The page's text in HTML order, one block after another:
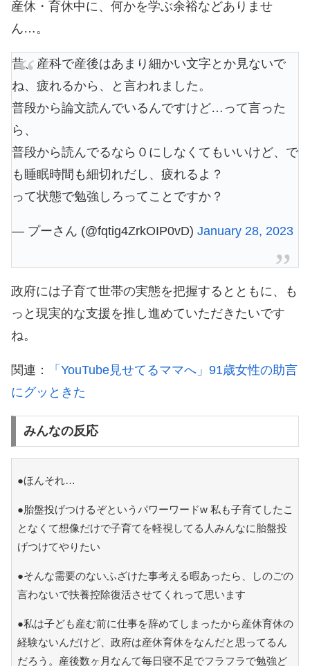
産休・育休中に、何かを学ぶ余裕などありませ
ん…。
昔、産科で産後はあまり細かい文字とか見ないで
ね、疲れるから、と言われました。
普段から論文読んでいるんですけど…って言った
ら、
普段から読んでるなら０にしなくてもいいけど、で
も睡眠時間も細切れだし、疲れるよ？
って状態で勉強しろってことですか？
— プーさん (@fqtig4ZrkOIP0vD) January 28, 2023
政府には子育て世帯の実態を把握するとともに、も
っと現実的な支援を推し進めていただきたいです
ね。
関連：
「YouTube見せてるママへ」91歳女性の助言
にグッときた
みんなの反応
●ほんそれ…
●胎盤投げつけるぞというパワーワードw 私も子育てしたこ
となくて想像だけで子育てを軽視してる人みんなに胎盤投
げつけてやりたい
●そんな需要のないふざけた事考える暇あったら、しのごの
言わないで扶養控除復活させてくれって思います
●私は子ども産む前に仕事を辞めてしまったから産休育休の
経験ないんだけど、政府は産休育休をなんだと思ってるん
だろう。産後数ヶ月なんて毎日寝不足でフラフラで勉強ど